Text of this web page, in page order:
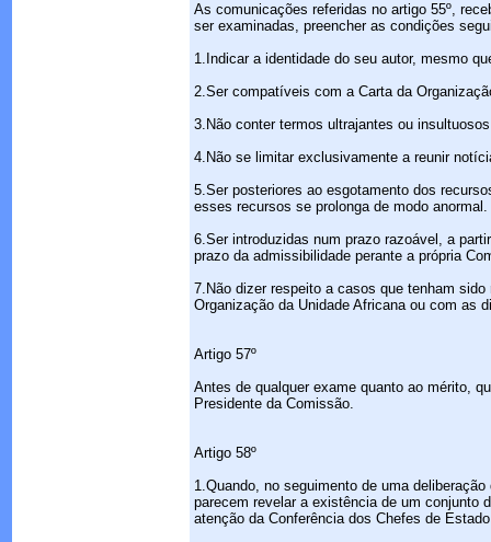
As comunicações referidas no artigo 55º,
ser examinadas, preencher as condições
1.Indicar a identidade do seu autor, mesmo
2.Ser compatíveis com a Carta da
3.Não conter termos ultrajantes ou
4.Não se limitar exclusivamente a reunir
5.Ser posteriores ao esgotamento dos
esses recursos se prolonga de modo anormal.
6.Ser introduzidas num prazo razoável, a
prazo da admissibilidade perante a própria
7.Não dizer respeito a casos que tenham
Organização da Unidade Africana ou com as
Artigo 57º
Antes de qualquer exame quanto ao mérito,
Presidente da Comissão.
Artigo 58º
1.Quando, no seguimento de uma
parecem revelar a existência de um conjunto
atenção da Conferência dos Chefes de